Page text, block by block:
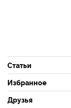
Статьи
Избранное
Друзья